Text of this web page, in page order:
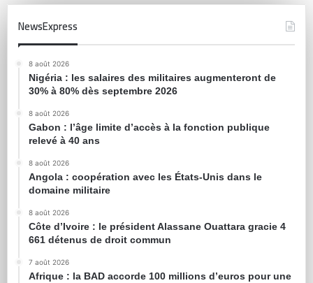
NewsExpress
8 août 2026
Nigéria : les salaires des militaires augmenteront de
30% à 80% dès septembre 2026
8 août 2026
Gabon : l’âge limite d’accès à la fonction publique
relevé à 40 ans
8 août 2026
Angola : coopération avec les États-Unis dans le
domaine militaire
8 août 2026
Côte d’Ivoire : le président Alassane Ouattara gracie 4
661 détenus de droit commun
7 août 2026
Afrique : la BAD accorde 100 millions d’euros pour une